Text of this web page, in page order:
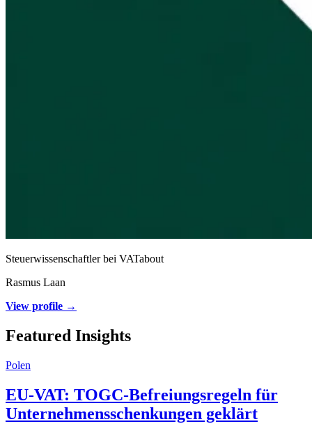
Steuerwissenschaftler bei VATabout
Rasmus Laan
View profile →
Featured Insights
Polen
EU-VAT: TOGC-Befreiungsregeln für
Unternehmensschenkungen geklärt